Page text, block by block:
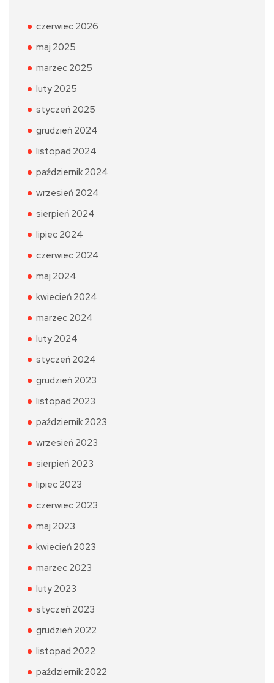
czerwiec 2026
maj 2025
marzec 2025
luty 2025
styczeń 2025
grudzień 2024
listopad 2024
październik 2024
wrzesień 2024
sierpień 2024
lipiec 2024
czerwiec 2024
maj 2024
kwiecień 2024
marzec 2024
luty 2024
styczeń 2024
grudzień 2023
listopad 2023
październik 2023
wrzesień 2023
sierpień 2023
lipiec 2023
czerwiec 2023
maj 2023
kwiecień 2023
marzec 2023
luty 2023
styczeń 2023
grudzień 2022
listopad 2022
październik 2022